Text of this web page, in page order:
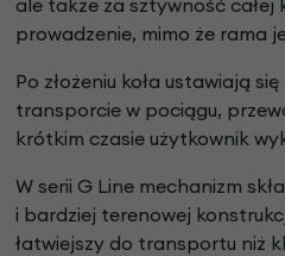
prowadzenie, mimo że rama
Po złożeniu koła ustawiają
transporcie w pociągu,
krótkim czasie użytkownik
W serii G Line mechanizm
i bardziej terenowej
łatwiejszy do transportu niż